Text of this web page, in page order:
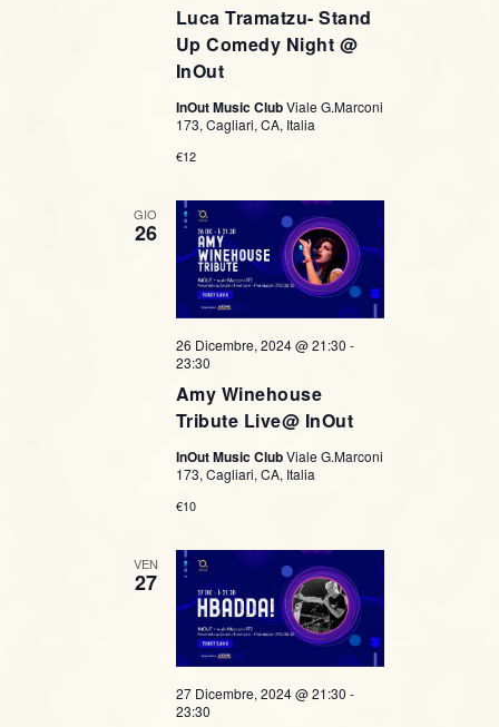
Luca Tramatzu- Stand
Up Comedy Night @
InOut
InOut Music ClubViale G.Marconi
173, Cagliari, CA, Italia
€12
GIO
26
Amy Winehouse
Tribute Live@ InOut
26 Dicembre, 2024 @ 21:30 -
23:30
InOut Music ClubViale G.Marconi
173, Cagliari, CA, Italia
€10
VEN
27
27 Dicembre, 2024 @ 21:30 -
23:30